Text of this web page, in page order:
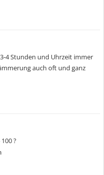
4 Stunden und Uhrzeit immer
auch oft und ganz
?